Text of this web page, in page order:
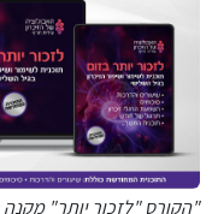
"הקורס "לזכור יותר" מקנה